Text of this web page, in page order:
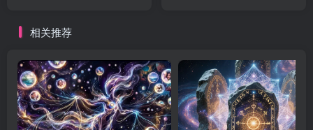
相关推荐